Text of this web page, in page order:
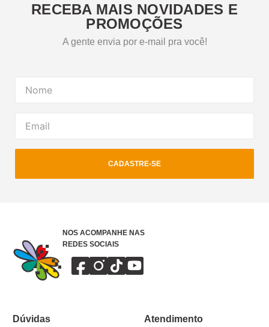
RECEBA MAIS NOVIDADES E
PROMOÇÕES
A gente envia por e-mail pra você!
CADASTRE-SE
NOS ACOMPANHE NAS
REDES SOCIAIS
Dúvidas Atendimento